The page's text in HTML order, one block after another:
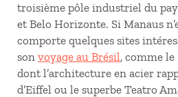
troisième pôle industriel du
et Belo Horizonte. Si Manaus
comporte quelques sites
son voyage au Brésil, comme
dont l’architecture en acier
d’Eiffel ou le superbe Teatro